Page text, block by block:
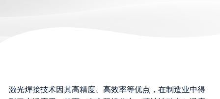
激光焊接技术因其高精度、高效率等优点，在制造业中得